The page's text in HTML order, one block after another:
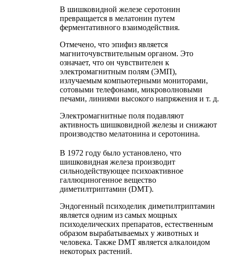
В шишковидной железе серотонин
превращается в мелатонин путем
ферментативного взаимодействия.
Отмечено, что эпифиз является
магниточувствительным органом. Это
означает, что он чувствителен к
электромагнитным полям (ЭМП),
излучаемым компьютерными мониторами,
сотовыми телефонами, микроволновыми
печами, линиями высокого напряжения и т. д.
Электромагнитные поля подавляют
активность шишковидной железы и снижают
производство мелатонина и серотонина.
В 1972 году было установлено, что
шишковидная железа производит
сильнодействующее психоактивное
галлюциногенное вещество
диметилтриптамин (DMT).
Эндогенный психоделик диметилтриптамин
является одним из самых мощных
психоделических препаратов, естественным
образом вырабатываемых у животных и
человека. Также DMT является алкалоидом
некоторых растений.